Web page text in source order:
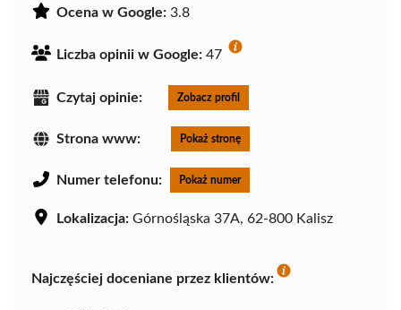
Ocena w Google: 3.8
Liczba opinii w Google: 47
Czytaj opinie: Zobacz profil
Strona www: Pokaż stronę
Numer telefonu: Pokaż numer
Lokalizacja: Górnośląska 37A, 62-800 Kalisz
Najczęściej doceniane przez klientów: